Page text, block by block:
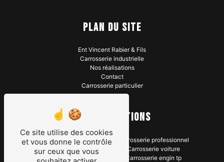
Plan du site
Ent Vincent Rabier & Fils
Carrosserie industrielle
Nos réalisations
Contact
Carrosserie particulier
Nos prestations
Carrosserie poids lourds
Carrosserie industrielle
Réparation carrosserie
Carrosserie professionnel
Carrosserie voiture
Carrosserie engin tp
Ce site utilise des cookies
et vous donne le contrôle
sur ceux que vous